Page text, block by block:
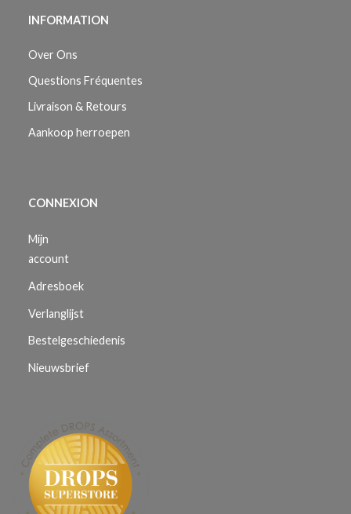
INFORMATION
Over Ons
Questions Fréquentes
Livraison & Retours
Aankoop herroepen
CONNEXION
Mijn
account
Adresboek
Verlanglijst
Bestelgeschiedenis
Nieuwsbrief